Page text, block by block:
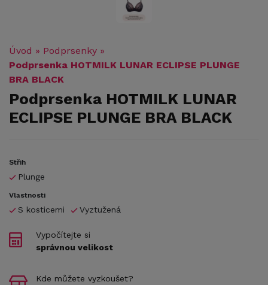
Úvod » Podprsenky »
Podprsenka HOTMILK LUNAR ECLIPSE PLUNGE
BRA BLACK
Podprsenka HOTMILK LUNAR
ECLIPSE PLUNGE BRA BLACK
Střih
Plunge
Vlastnosti
S kosticemi Vyztužená
Vypočítejte si
správnou velikost
Kde můžete vyzkoušet?